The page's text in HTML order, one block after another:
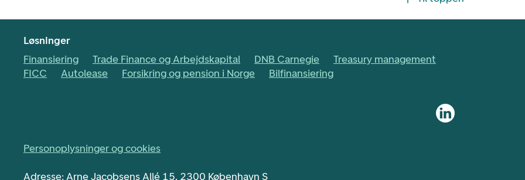
Løsninger
Finansiering
Trade Finance og Arbejdskapital DNB Carnegie
Treasury management
FICC
Autolease Forsikring og pension i Norge Bilfinansiering
Personoplysninger og cookies
Adresse: Arne Jacobsens Allé 15, 2300 København S